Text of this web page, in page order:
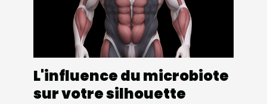
L'influence du microbiote
sur votre silhouette